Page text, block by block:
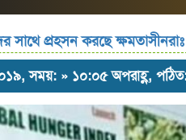
প্রহসন করছে
সময়: » ১০:০৫ অপরাহ্ণ,